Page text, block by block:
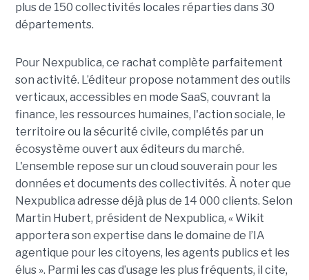
plus de 150 collectivités locales réparties dans 30
départements.
Pour Nexpublica, ce rachat complète parfaitement
son activité. L’éditeur propose notamment des outils
verticaux, accessibles en mode SaaS, couvrant la
finance, les ressources humaines, l'action sociale, le
territoire ou la sécurité civile, complétés par un
écosystème ouvert aux éditeurs du marché.
L'ensemble repose sur un cloud souverain pour les
données et documents des collectivités. À noter que
Nexpublica adresse déjà plus de 14 000 clients. Selon
Martin Hubert, président de Nexpublica, « Wikit
apportera son expertise dans le domaine de l’IA
agentique pour les citoyens, les agents publics et les
élus ». Parmi les cas d’usage les plus fréquents, il cite,